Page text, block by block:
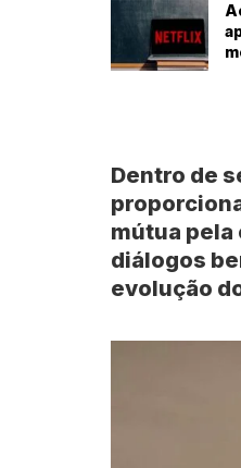
Dentro de
mútua pela
diálogos
evolução